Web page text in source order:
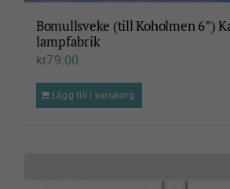
Bomullsveke (till Koholmen 6”)
lampfabrik
kr79.00
Lägg till i varukorg